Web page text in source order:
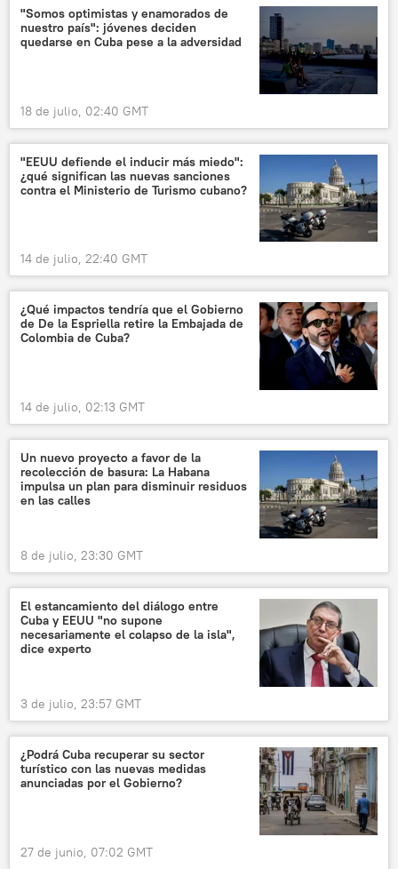
"Somos optimistas y enamorados de
nuestro país": jóvenes deciden
quedarse en Cuba pese a la adversidad
18 de julio, 02:40 GMT
"EEUU defiende el inducir más miedo":
¿qué significan las nuevas sanciones
contra el Ministerio de Turismo cubano?
14 de julio, 22:40 GMT
¿Qué impactos tendría que el Gobierno
de De la Espriella retire la Embajada de
Colombia de Cuba?
14 de julio, 02:13 GMT
Un nuevo proyecto a favor de la
recolección de basura: La Habana
impulsa un plan para disminuir residuos
en las calles
8 de julio, 23:30 GMT
El estancamiento del diálogo entre
Cuba y EEUU "no supone
necesariamente el colapso de la isla",
dice experto
3 de julio, 23:57 GMT
¿Podrá Cuba recuperar su sector
turístico con las nuevas medidas
anunciadas por el Gobierno?
27 de junio, 07:02 GMT